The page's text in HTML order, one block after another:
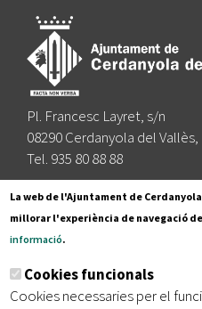
Pl. Francesc Layret, s/n
08290 Cerdanyola del Vallès,
Tel. 935 80 88 88
Segueix-nos a:
Subscriu-te al nostre
La web de l'Ajuntament de
millorar l'experiència de navegació
informació.
Cookies funcionals
Cookies necessaries per el